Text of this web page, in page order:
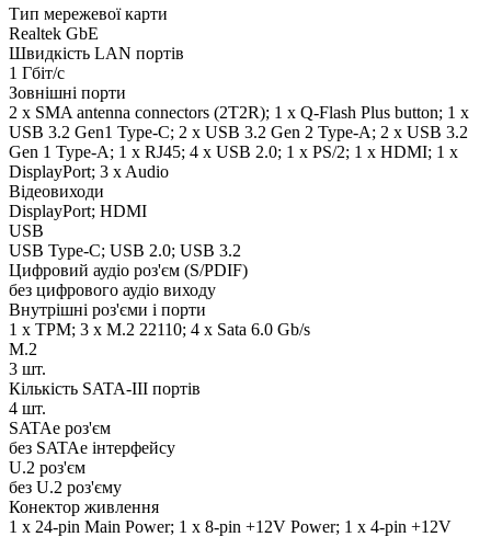
Тип мережевої карти
Realtek GbE
Швидкість LAN портів
1 Гбіт/с
Зовнішні порти
2 x SMA antenna connectors (2T2R); 1 x Q-Flash Plus button; 1 x
USB 3.2 Gen1 Type-C; 2 x USB 3.2 Gen 2 Type-A; 2 x USB 3.2
Gen 1 Type-A; 1 x RJ45; 4 x USB 2.0; 1 x PS/2; 1 x HDMI; 1 x
DisplayPort; 3 x Audio
Відеовиходи
DisplayPort; HDMI
USB
USB Type-C; USB 2.0; USB 3.2
Цифровий аудіо роз'єм (S/PDIF)
без цифрового аудіо виходу
Внутрішні роз'єми і порти
1 x TPM; 3 x M.2 22110; 4 x Sata 6.0 Gb/s
M.2
3 шт.
Кількість SATA-III портів
4 шт.
SATAe роз'єм
без SATAe інтерфейсу
U.2 роз'єм
без U.2 роз'єму
Конектор живлення
1 x 24-pin Main Power; 1 x 8-pin +12V Power; 1 x 4-pin +12V